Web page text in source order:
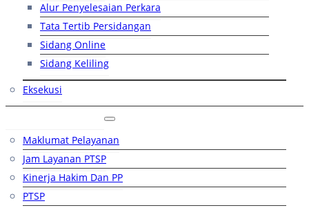
Alur Penyelesaian Perkara
Tata Tertib Persidangan
Sidang Online
Sidang Keliling
Eksekusi
Maklumat Pelayanan
Jam Layanan PTSP
Kinerja Hakim Dan PP
PTSP